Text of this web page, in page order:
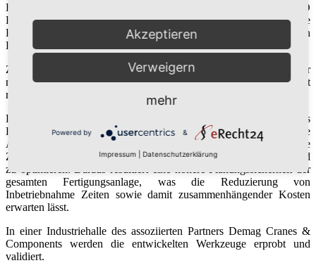
Es werden Konzepte und prototypische Lösungen für ein 3D
Planungswerkzeug entwickelt, welches dem Anwender die
Berücksichtigung von Funkfeldplanungen bei der Erstellung von
Hallenlayouts ermöglicht.
Zusätzlich wird ein Kanalemulator (Hardware) entwickelt, welcher
modellierte Störeinflüsse auf ein echtes Signal übertragen und somit
reale Umgebungen nachbilden kann.
Die Projektergebnisse sollen helfen, bereits vor der Installation eines
Funkkommunikationssystems im industriellen Umfeld die
Ausbreitungsbedingungen abzuschätzen und somit die
Zuverlässigkeit des geplanten Produktionssystems zu bewerten und
zu optimieren. Daraus resultiert eine höhere Planungssicherheit der
gesamten Fertigungsanlage, was die Reduzierung von
Inbetriebnahme Zeiten sowie damit zusammenhängender Kosten
erwarten lässt.
In einer Industriehalle des assoziierten Partners Demag Cranes &
Components werden die entwickelten Werkzeuge erprobt und
validiert.
Akzeptieren
Verweigern
mehr
Powered by &
Impressum Datenschutzerklärung